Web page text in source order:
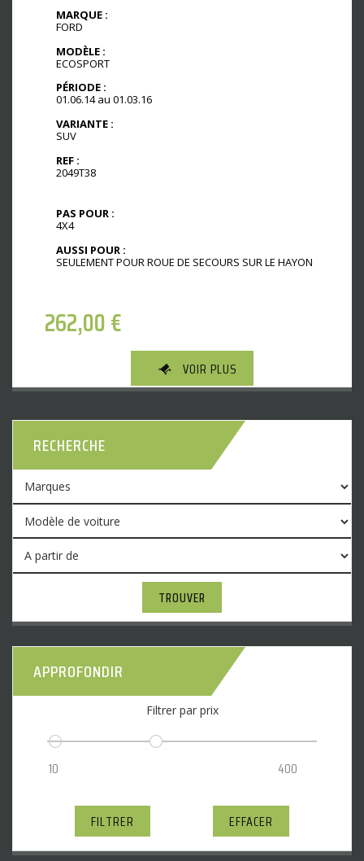
MARQUE :
FORD
MODÈLE :
ECOSPORT
PÉRIODE :
01.06.14 au 01.03.16
VARIANTE :
SUV
REF :
2049T38
PAS POUR :
4X4
AUSSI POUR :
SEULEMENT POUR ROUE DE SECOURS SUR LE HAYON
262,00€
VOIR PLUS
RECHERCHE
TROUVER
APPROFONDIR
Filtrer par prix
FILTRER EFFACER